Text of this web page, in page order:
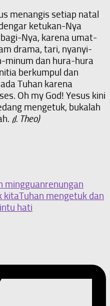
menangis setiap natal
ketukan-Nya
Nya, karena umat-
drama, tari, nyanyi-
minum dan hura-hura
berkumpul dan
Tuhan karena
Oh my God! Yesus kini
mengetuk, bukalah
(J. Theo)
mingguanrenungan
kitaTuhan mengetuk dan
hati